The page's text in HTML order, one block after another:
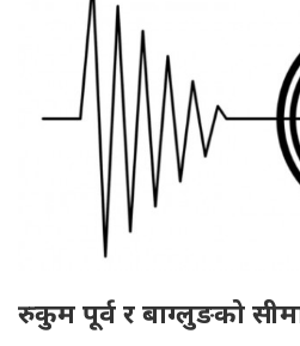
रुकुम पूर्व र बाग्लुङको